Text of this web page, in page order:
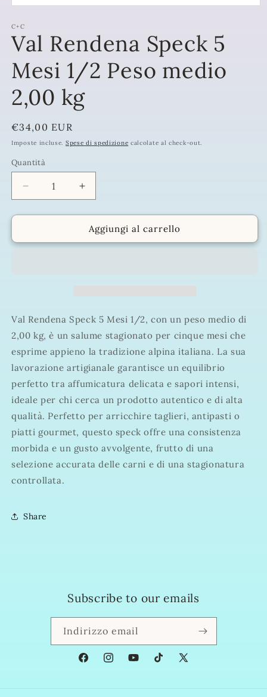
multimediali
1
in
finestra
modale
C+C
Val Rendena Speck 5
Mesi 1/2 Peso medio
2,00 kg
Prezzo
di
€34,00 EUR
Imposte incluse. Spese di spedizione calcolate al check-out.
Quantità
Quantità
Diminuisci
quantità
per
Rendena
medio
2,00
kg
Aumenta
quantità
per
Val
Rendena
medio
2,00
kg
Aggiungi al carrello
Val Rendena Speck 5 Mesi 1/2, con un peso medio di
2,00 kg, è un salume stagionato per cinque mesi che
esprime appieno la tradizione alpina italiana. La sua
lavorazione artigianale garantisce un equilibrio
perfetto tra affumicatura delicata e sapori intensi,
ideale per chi cerca un prodotto autentico e di alta
qualità. Perfetto per arricchire taglieri, antipasti o
piatti gourmet, questo speck offre una consistenza
morbida e un gusto avvolgente, frutto di una
selezione accurata delle carni e di una stagionatura
controllata.
Share
Subscribe to our emails
Indirizzo email
FacebookInstagramYouTubeTikTokX